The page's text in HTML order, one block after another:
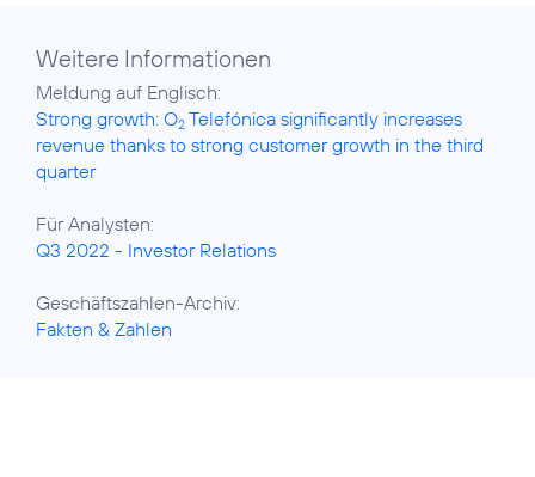
Weitere Informationen
Strong growth: O2 Telefónica significantly increases
revenue thanks to strong customer growth in the third
quarter
Q3 2022 - Investor Relations
Fakten & Zahlen